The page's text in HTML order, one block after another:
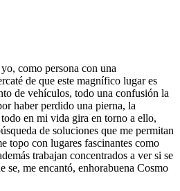
como persona con una
de que este magnífico lugar es
de vehículos, todo una confusión la
haber perdido una pierna, la
en mi vida gira en torno a ello,
de soluciones que me permitan
topo con lugares fascinantes como
trabajan concentrados a ver si se
se, me encantó, enhorabuena Cosmo